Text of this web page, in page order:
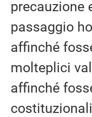
precauzione
passaggio
affinché
molteplici
affinché